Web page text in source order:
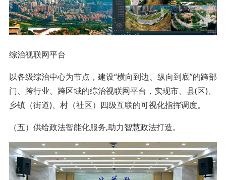
综治视联网平台
以各级综治中心为节点，建设“横向到边、纵向到底”的跨部
门、跨行业、跨区域的综治视联网平台，实现市、县(区)、
乡镇（街道)、村（社区）四级互联的可视化指挥调度。
（五）供给政法智能化服务,助力智慧政法打造。